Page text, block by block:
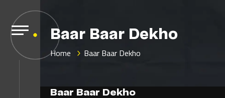
Baar Baar Dekho
Home Baar Baar Dekho
Baar Baar Dekho